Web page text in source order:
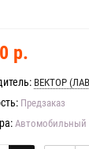
р.
ВЕКТОР
Предзаказ
Автомобильный